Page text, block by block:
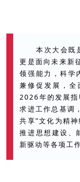
本次大会既
更是面向未来新
领强能力，科学
兼修促发展，全
2026年的发展指
求进工作总基调
共享”文化为精
推进思想建设、
新驱动等各项工作